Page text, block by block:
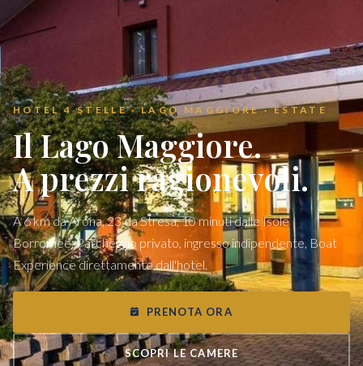
HOTEL 4 STELLE · LAGO MAGGIORE · ESTATE
Il Lago Maggiore.
A prezzi ragionevoli.
A 6 km da Arona, 23 da Stresa, 10 minuti dalle Isole
Borromee. Parcheggio privato, ingresso indipendente, Boat
Experience direttamente dall'hotel.
PRENOTA ORA
SCOPRI LE CAMERE